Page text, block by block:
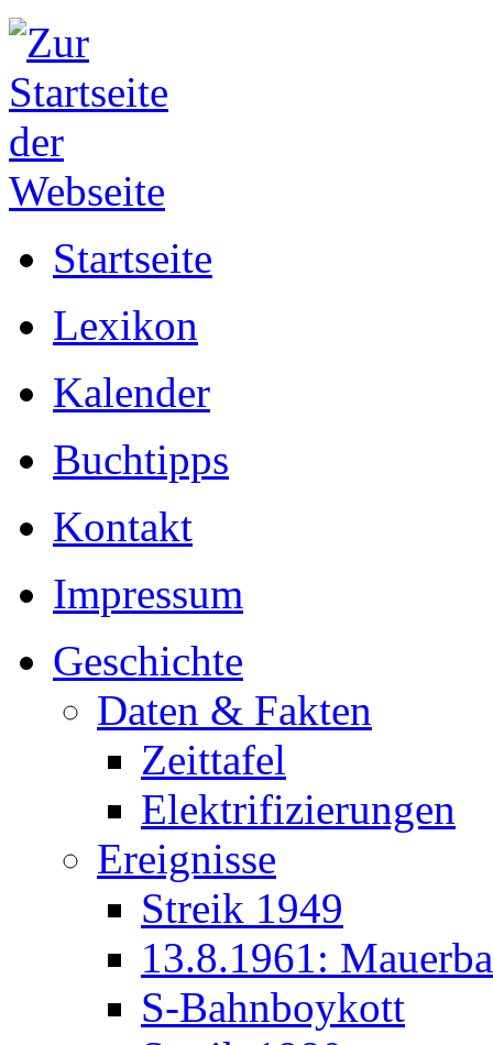
Startseite
Lexikon
Kalender
Buchtipps
Kontakt
Impressum
Geschichte
Daten & Fakten
Zeittafel
Elektrifizierungen
Ereignisse
Streik 1949
13.8.1961:
S-Bahnboykott